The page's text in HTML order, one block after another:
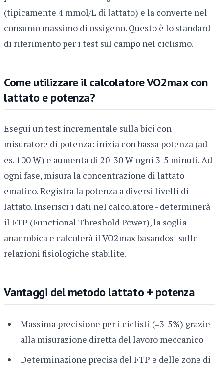
(tipicamente 4 mmol/L di lattato) e la converte nel
consumo massimo di ossigeno. Questo è lo standard
di riferimento per i test sul campo nel ciclismo.
Come utilizzare il calcolatore VO2max con
lattato e potenza?
Esegui un test incrementale sulla bici con
misuratore di potenza: inizia con bassa potenza (ad
es. 100 W) e aumenta di 20-30 W ogni 3-5 minuti. Ad
ogni fase, misura la concentrazione di lattato
ematico. Registra la potenza a diversi livelli di
lattato. Inserisci i dati nel calcolatore - determinerà
il FTP (Functional Threshold Power), la soglia
anaerobica e calcolerà il VO2max basandosi sulle
relazioni fisiologiche stabilite.
Vantaggi del metodo lattato + potenza
Massima precisione per i ciclisti (±3-5%) grazie
alla misurazione diretta del lavoro meccanico
Determinazione precisa del FTP e delle zone di